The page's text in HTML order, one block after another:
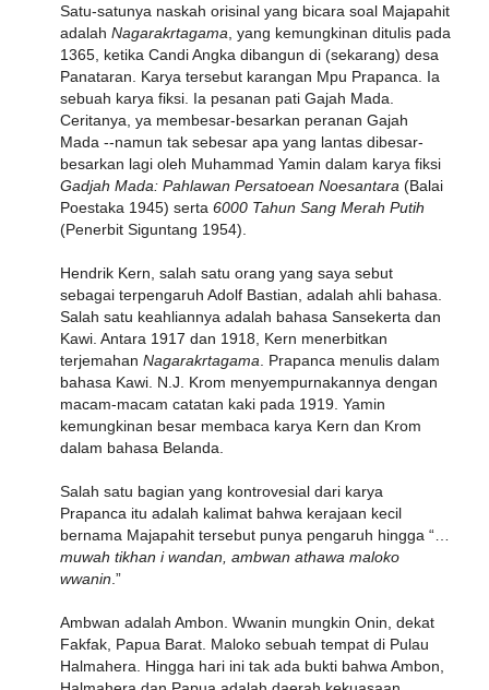
Satu-satunya naskah orisinal yang bicara soal Majapahit
adalah Nagarakrtagama , yang kemungkinan ditulis pada
1365, ketika Candi Angka dibangun di (sekarang) desa
Panataran. Karya tersebut karangan Mpu Prapanca. Ia
sebuah karya fiksi. Ia pesanan pati Gajah Mada.
Ceritanya, ya membesar-besarkan peranan Gajah
Mada --namun tak sebesar apa yang lantas dibesar-
besarkan lagi oleh Muhammad Yamin dalam karya fiksi
Gadjah Mada: Pahlawan Persatoean Noesantara (Balai
Poestaka 1945) serta 6000 Tahun Sang Merah Putih
(Penerbit Siguntang 1954).
Hendrik Kern, salah satu orang yang saya sebut
sebagai terpengaruh Adolf Bastian, adalah ahli bahasa.
Salah satu keahliannya adalah bahasa Sansekerta dan
Kawi. Antara 1917 dan 1918, Kern menerbitkan
terjemahan Nagarakrtagama . Prapanca menulis dalam
bahasa Kawi. N.J. Krom menyempurnakannya dengan
macam-macam catatan kaki pada 1919. Yamin
kemungkinan besar membaca karya Kern dan Krom
dalam bahasa Belanda.
Salah satu bagian yang kontrovesial dari karya
Prapanca itu adalah kalimat bahwa kerajaan kecil
bernama Majapahit tersebut punya pengaruh hingga “…
muwah tikhan i wandan, ambwan athawa maloko
wwanin .”
Ambwan adalah Ambon. Wwanin mungkin Onin, dekat
Fakfak, Papua Barat. Maloko sebuah tempat di Pulau
Halmahera. Hingga hari ini tak ada bukti bahwa Ambon,